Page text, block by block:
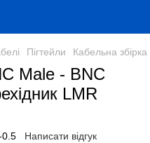
Пігтейли Кабельна
Male - BNC
LMR
0.5 Написати відгук